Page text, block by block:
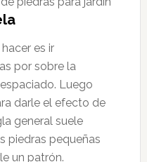
es ir
por sobre la
Luego
darle el efecto de
general suele
piedras pequeñas
un patrón.